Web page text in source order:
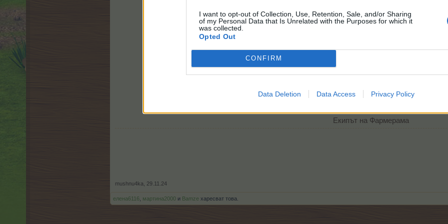
I want to opt-out of Collection, Use, Retention, Sale, and/or Sharing
of my Personal Data that Is Unrelated with the Purposes for which it
was collected.
Opted Out
CONFIRM
Data Deletion Data Access Privacy Policy
Екипът на Фармерама​
mushnu4ka 29.11.24
елена6116 мартина2000 и Bamze харесват това.